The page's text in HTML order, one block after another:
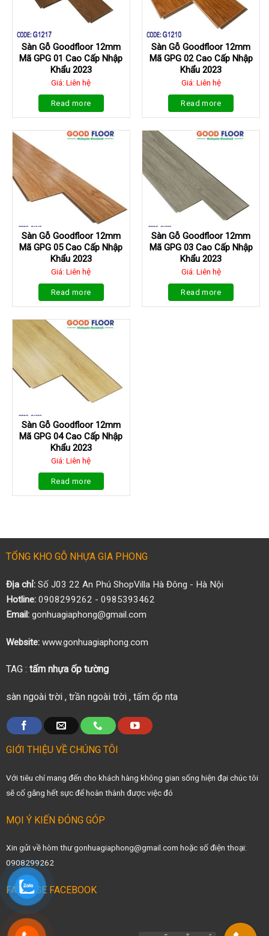
Sàn Gỗ Goodfloor 12mm
Mã GPG 01 Cao Cấp Nhập
Khẩu 2023
Giá: Liên hệ
Read more
Sàn Gỗ Goodfloor 12mm
Mã GPG 02 Cao Cấp Nhập
Khẩu 2023
Giá: Liên hệ
Read more
Sàn Gỗ Goodfloor 12mm
Mã GPG 05 Cao Cấp Nhập
Khẩu 2023
Giá: Liên hệ
Read more
Sàn Gỗ Goodfloor 12mm
Mã GPG 03 Cao Cấp Nhập
Khẩu 2023
Giá: Liên hệ
Read more
Sàn Gỗ Goodfloor 12mm
Mã GPG 04 Cao Cấp Nhập
Khẩu 2023
Giá: Liên hệ
Read more
TỔNG KHO GỖ NHỰA GIA PHONG
Địa chỉ:Số J03 22 An Phú ShopVilla Hà Đông - Hà Nội
Hotline:0908299262 - 0985393462
Email:gonhuagiaphong@gmail.com
Website:www.gonhuagiaphong.com
TAG : tấm nhựa ốp tường
sàn ngoài trời, trần ngoài trời, tấm ốp nta
GIỚI THIỆU VỀ CHÚNG TÔI
Với tiêu chí mang đến cho khách hàng không gian sống hiện đại chúc tôi
sẽ cố gắng hết sực để hoàn thành được việc đó
MỌI Ý KIẾN ĐÓNG GÓP
Xin gửi về hòm thư gonhuagiaphong@gmail.com hoặc số điện thoại:
0908299262
FANPAGE FACEBOOK